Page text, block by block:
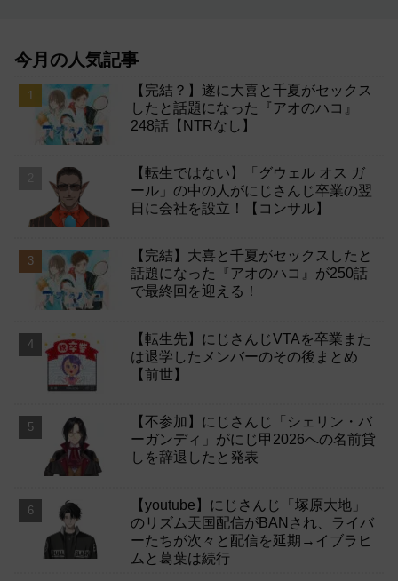
今月の人気記事
【完結？】遂に大喜と千夏がセックス
したと話題になった『アオのハコ』
248話【NTRなし】
【転生ではない】「グウェル オス ガ
ール」の中の人がにじさんじ卒業の翌
日に会社を設立！【コンサル】
【完結】大喜と千夏がセックスしたと
話題になった『アオのハコ』が250話
で最終回を迎える！
【転生先】にじさんじVTAを卒業また
は退学したメンバーのその後まとめ
【前世】
【不参加】にじさんじ「シェリン・バ
ーガンディ」がにじ甲2026への名前貸
しを辞退したと発表
【youtube】にじさんじ「塚原大地」
のリズム天国配信がBANされ、ライバ
ーたちが次々と配信を延期→イブラヒ
ムと葛葉は続行